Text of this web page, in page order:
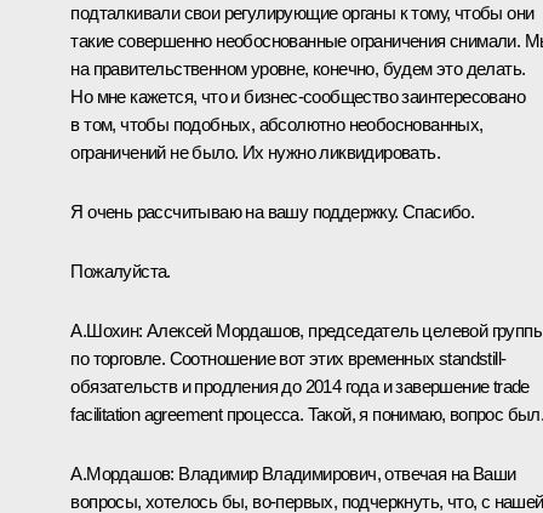
подталкивали свои регулирующие органы к тому, чтобы они
такие совершенно необоснованные ограничения снимали.
на правительственном уровне, конечно, будем это делать.
Но мне кажется, что и бизнес-сообщество заинтересовано
в том, чтобы подобных, абсолютно необоснованных,
ограничений не было. Их нужно ликвидировать.
Я очень рассчитываю на вашу поддержку. Спасибо.
Пожалуйста.
А.Шохин: Алексей Мордашов, председатель целевой
по торговле. Соотношение вот этих временных standstill-
обязательств и продления до 2014 года и завершение trade
facilitation agreement процесса. Такой, я понимаю, вопрос
А.Мордашов: Владимир Владимирович, отвечая на Ваши
вопросы, хотелось бы, во‑первых, подчеркнуть, что, с нашей